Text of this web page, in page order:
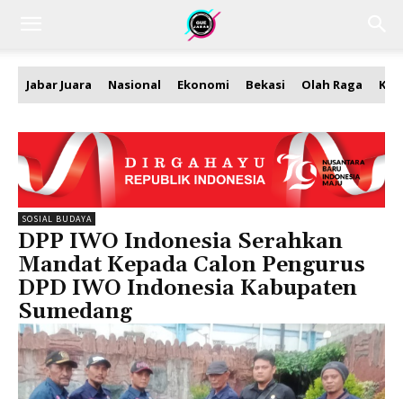
Jabar Juara Nasional Ekonomi Bekasi Olah Raga
SOSIAL BUDAYA
DPP IWO Indonesia Serahkan
Mandat Kepada Calon Pengurus
DPD IWO Indonesia Kabupaten
Sumedang